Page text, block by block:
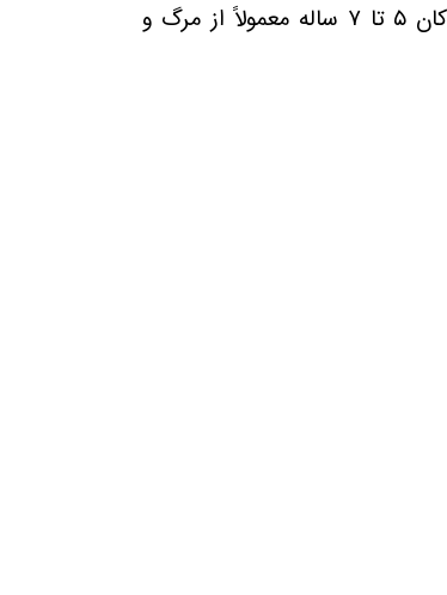
این ترس‌ها بسته به سن کودک تغییر می‌کنند. به عنوان مثال، کودکان ۵ تا ۷ ساله معمولاً از مرگ و